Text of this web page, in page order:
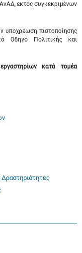
εκτός συγκεκριμένων
υποχρέωση πιστοποίησης
Οδηγό Πολιτικής και
κατά τομέα
Δραστηριότητες